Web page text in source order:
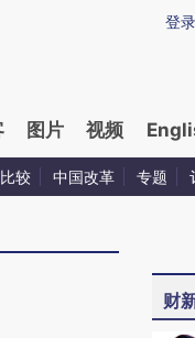
炼总结而成，可能与原文
登录
图片 视频
比较 中国改革 专题
财